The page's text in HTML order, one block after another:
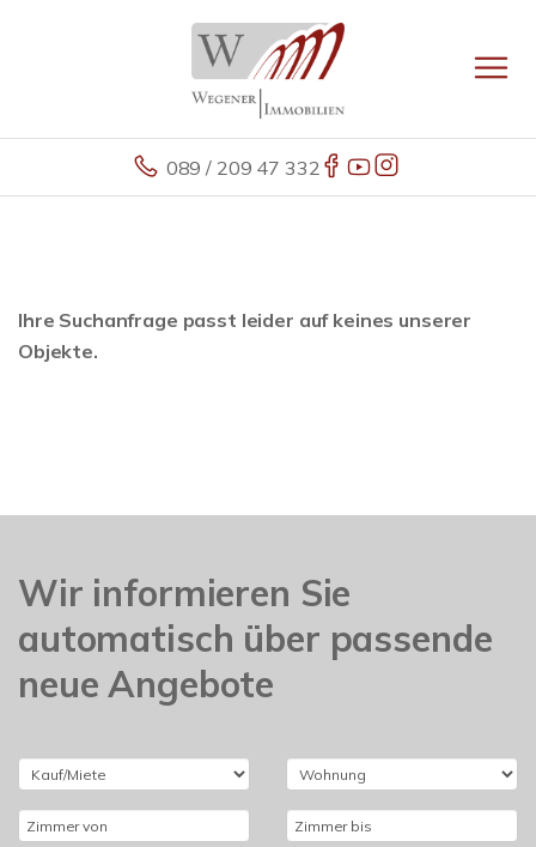
089 / 209 47 332
Ihre Suchanfrage passt leider auf keines unserer
Objekte.
Wir informieren Sie
automatisch über passende
neue Angebote